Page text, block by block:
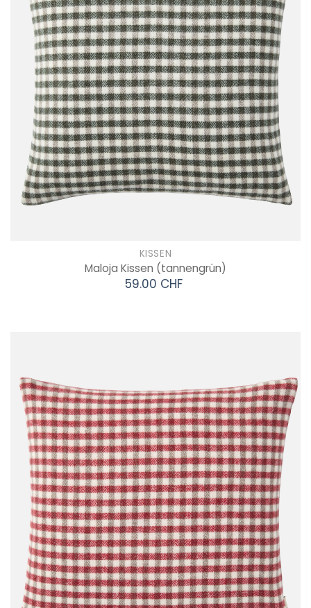
KISSEN
Maloja Kissen (tannengrün)
59.00 CHF